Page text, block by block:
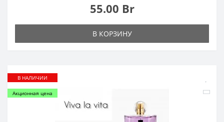
55.00 Br
В КОРЗИНУ
В НАЛИЧИИ
Акционная цена